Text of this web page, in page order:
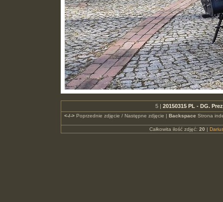
5 | 20150315 PL - DG.
<-/->Poprzednie zdjęcie / Następne zdjęcie | Backspace Strona
Całkowita ilość zdjęć: 20 |